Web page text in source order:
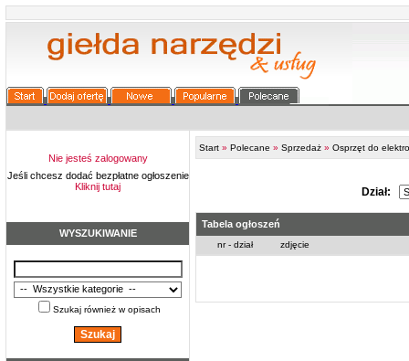
Nie jesteś zalogowany
Jeśli chcesz dodać bezpłatne ogłoszenie
Kliknij tutaj
WYSZUKIWANIE
Szukaj również w opisach